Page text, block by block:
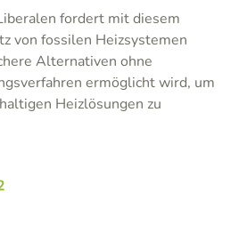
fordert mit diesem
von fossilen Heizsystemen
Alternativen ohne
ermöglicht wird, um
Heizlösungen zu